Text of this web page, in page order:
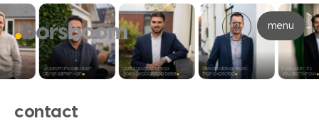
menu
contact